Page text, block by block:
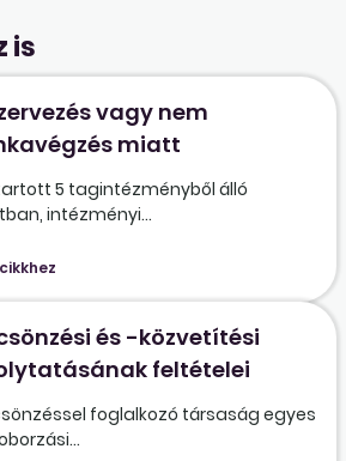
is
vagy nem
miatt
5 tagintézményből álló
intézményi...
és -közvetítési
feltételei
foglalkozó társaság egyes